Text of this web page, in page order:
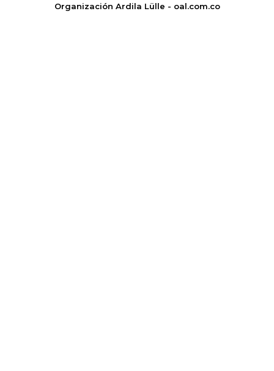
Organización Ardila Lülle - oal.com.co